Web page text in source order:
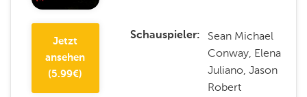
Jetzt
ansehen
(5.99€)
Schauspieler
Sean Michael
Conway, Elena
Juliano, Jason
Robert